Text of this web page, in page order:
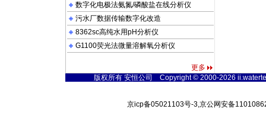
数字化电极法氨氮/磷酸盐在线分析仪
污水厂数据传输数字化改造
8362sc高纯水用pH分析仪
G1100荧光法微量溶解氧分析仪
更多
版权所有 安恒公司 Copyright © 2000-2026
京icp备05021103号-3,京公网安备